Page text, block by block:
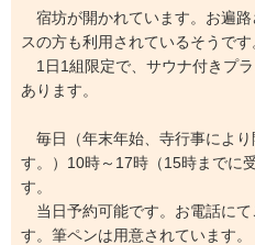
宿坊が開かれています。お遍
スの方も利用されているそうです
1日1組限定で、サウナ付きプ
あります。
毎日（年末年始、寺行事により
す。）10時～17時（15時までに
す。
当日予約可能です。お電話に
す。筆ペンは用意されています。